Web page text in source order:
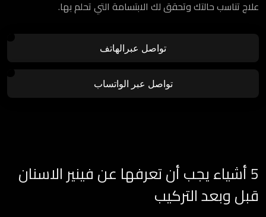
علاج تناسب حالتك وتحقق لك الابتسامة التي تحلم بها.
تواصل عبرالهاتف
تواصل عبر الواتساب
5 أشياء يجب أن تعرفها عن فينير الاسنان
قبل وبعد التركيب